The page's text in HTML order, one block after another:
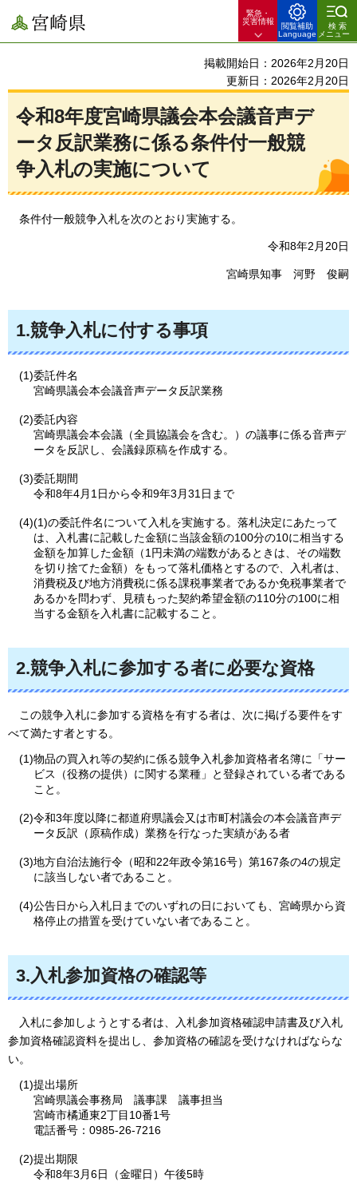
宮崎県
緊急・
災害情報
閲覧補助
Language
検索
メニュー
掲載開始日：2026年2月20日
更新日：2026年2月20日
令和8年度宮崎県議会本会議音声デ
ータ反訳業務に係る条件付一般競
争入札の実施について
条件付一般競争入札を次のとおり実施する。
令和8年2月20日
宮崎県知事 河野 俊嗣
1.競争入札に付する事項
(1)委託件名
宮崎県議会本会議音声データ反訳業務
(2)委託内容
宮崎県議会本会議（全員協議会を含む。）の議事に係る音声デ
ータを反訳し、会議録原稿を作成する。
(3)委託期間
令和8年4月1日から令和9年3月31日まで
(4)(1)の委託件名について入札を実施する。落札決定にあたって
は、入札書に記載した金額に当該金額の100分の10に相当する
金額を加算した金額（1円未満の端数があるときは、その端数
を切り捨てた金額）をもって落札価格とするので、入札者は、
消費税及び地方消費税に係る課税事業者であるか免税事業者で
あるかを問わず、見積もった契約希望金額の110分の100に相
当する金額を入札書に記載すること。
2.競争入札に参加する者に必要な資格
この競争入札に参加する資格を有する者は、次に掲げる要件をす
べて満たす者とする。
(1)物品の買入れ等の契約に係る競争入札参加資格者名簿に「サー
ビス（役務の提供）に関する業種」と登録されている者である
こと。
(2)令和3年度以降に都道府県議会又は市町村議会の本会議音声デ
ータ反訳（原稿作成）業務を行なった実績がある者
(3)地方自治法施行令（昭和22年政令第16号）第167条の4の規定
に該当しない者であること。
(4)公告日から入札日までのいずれの日においても、宮崎県から資
格停止の措置を受けていない者であること。
3.入札参加資格の確認等
入札に参加しようとする者は、入札参加資格確認申請書及び入札
参加資格確認資料を提出し、参加資格の確認を受けなければならな
い。
(1)提出場所
宮崎県議会事務局
議事課
議事担当
宮崎市橘通東2丁目10番1号
電話番号：0985-26-7216
(2)提出期限
令和8年3月6日（金曜日）午後5時